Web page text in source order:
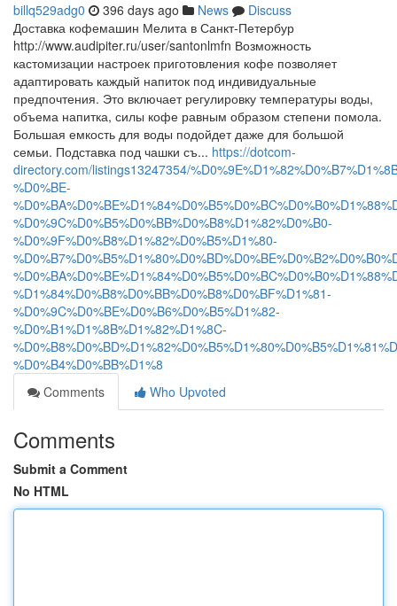
billq529adg0 396 days ago News
Discuss
Доставка кофемашин Мелита в Санкт-Петербур
http://www.audipiter.ru/user/santonlmfn Возможность
кастомизации настроек приготовления кофе позволяет
адаптировать каждый напиток под индивидуальные
предпочтения. Это включает регулировку температуры воды,
объема напитка, силы кофе равным образом степени помола.
Большая емкость для воды подойдет даже для большой
семьи. Подставка под чашки съ... https://dotcom-
directory.com/listings13247354/
%D0%BE-
%D0%9C%D0%B5%D0%BB%D0%B8%D1%82%D0%B0-
%D0%9F%D0%B8%D1%82%D0%B5%D1%80-
%D1%84%D0%B8%D0%BB%D0%B8%D0%BF%D1%81-
%D0%9C%D0%BE%D0%B6%D0%B5%D1%82-
%D0%B1%D1%8B%D1%82%D1%8C-
%D0%B4%D0%BB%D1%8
Comments
Who Upvoted
Comments
Submit a Comment
No HTML